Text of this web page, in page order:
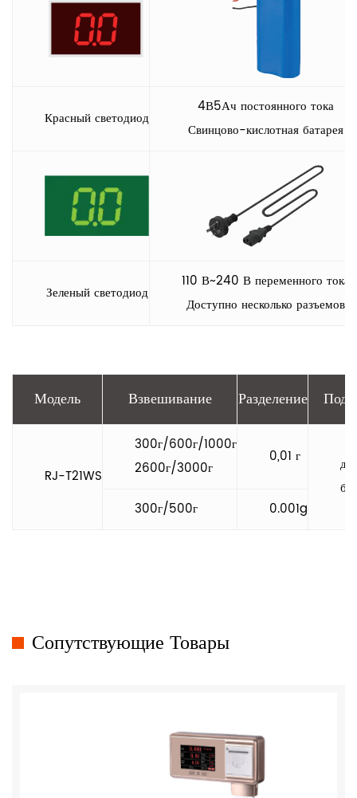
Красный светодиод
4В5Ач постоянного тока
Свинцово-кислотная батарея
Зеленый светодиод
110 В~240 В переменного тока
Доступно несколько разъемов
Модель Взвешивание Разделение
RJ-T21WS
300г/600г/1000г
2600г/3000г
0,01 г
300г/500г
0.001g
Сопутствующие Товары